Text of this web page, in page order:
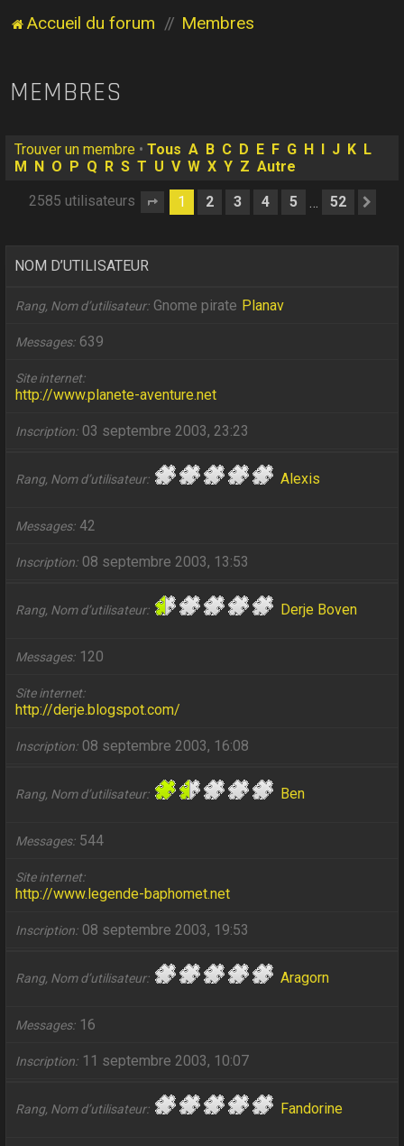
Accueil du forum Membres
MEMBRES
Trouver un membre •Tous A B C D E F G H J K L
M
N O P Q R S T U V W X Y Z Autre
2585 utilisateurs Page 1sur52
1 2 3 4 5 … 52
NOM D’UTILISATEUR
Rang, Nom d’utilisateur Gnome pirate Planav
Messages 639
Site internet
http://www.planete-aventure.net
Inscription 03 septembre 2003, 23:23
Rang, Nom d’utilisateur Alexis
Messages 42
Inscription 08 septembre 2003, 13:53
Rang, Nom d’utilisateur Derje Boven
Messages 120
Site internet
http://derje.blogspot.com/
Inscription 08 septembre 2003, 16:08
Rang, Nom d’utilisateur Ben
Messages 544
Site internet
http://www.legende-baphomet.net
Inscription 08 septembre 2003, 19:53
Rang, Nom d’utilisateur Aragorn
Messages 16
Inscription 11 septembre 2003, 10:07
Rang, Nom d’utilisateur Fandorine